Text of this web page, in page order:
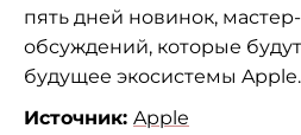
пять дней новинок,
обсуждений, которые
будущее экосистемы Apple.
Источник: Apple